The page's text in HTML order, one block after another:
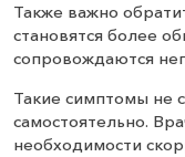
Также важно
становятся более
сопровождаются
Такие симптомы не
самостоятельно.
необходимости